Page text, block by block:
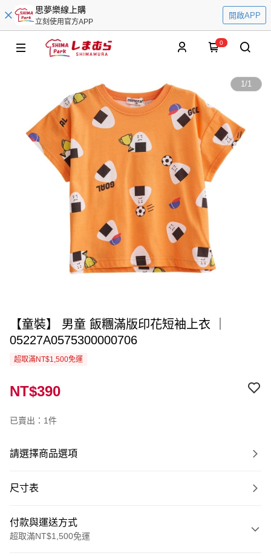
思夢樂線上購
立刻使用官方APP
開啟APP
0
1/1
【童裝】 男童 飯糰滿版印花短袖上衣 ｜
05227A0575300000706
超取滿NT$1,500免運
NT$390
已賣出：1件
請選擇商品選項
尺寸表
付款與運送方式
超取滿NT$1,500免運